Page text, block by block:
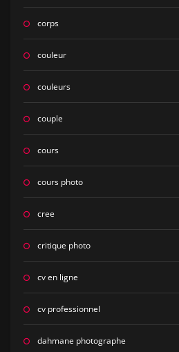
corps
couleur
couleurs
couple
cours
cours photo
cree
critique photo
cv en ligne
cv professionnel
dahmane photographe